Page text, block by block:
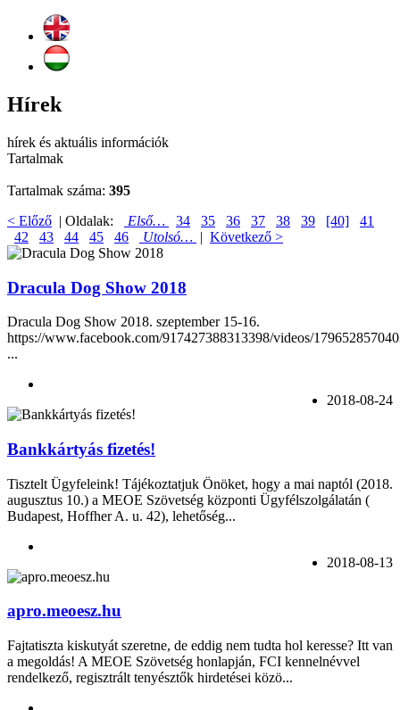
Hírek
hírek és aktuális információk
Tartalmak
Tartalmak száma: 395
< Előző | Oldalak: Első… 34 35 36 37 38 39 [40]
41
42
43 44 45 46 Utolsó… | Következő >
Dracula Dog Show 2018
Dracula Dog Show 2018. szeptember 15-16.
https://www.facebook.com/917427388313398/videos/
...
2018-08-24
Bankkártyás fizetés!
Tisztelt Ügyfeleink! Tájékoztatjuk Önöket, hogy a mai naptól (2018.
augusztus 10.) a MEOE Szövetség központi Ügyfélszolgálatán (
Budapest, Hoffher A. u. 42), lehetőség...
2018-08-13
apro.meoesz.hu
Fajtatiszta kiskutyát szeretne, de eddig nem tudta hol keresse? Itt van
a megoldás! A MEOE Szövetség honlapján, FCI kennelnévvel
rendelkező, regisztrált tenyésztők hirdetései közö...